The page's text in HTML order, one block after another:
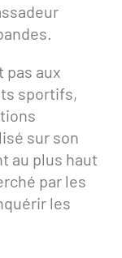
pas aux
sportifs,
sur son
au plus haut
par les
les